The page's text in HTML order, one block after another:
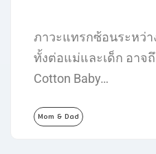
ภาวะแทรกซ้อนระหว่
ทั้งต่อแม่และเด็ก อาจ
Cotton Baby…
Mom & Dad